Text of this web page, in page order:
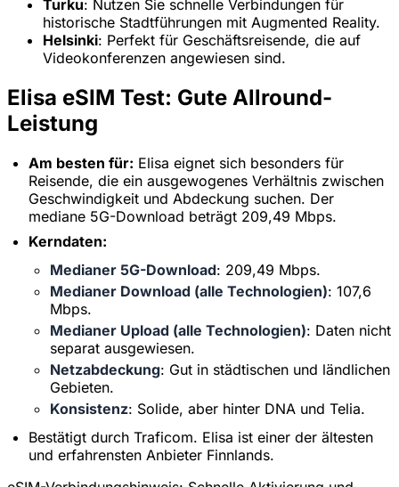
Turku: Nutzen Sie schnelle Verbindungen für
historische Stadtführungen mit Augmented Reality.
Helsinki: Perfekt für Geschäftsreisende, die auf
Videokonferenzen angewiesen sind.
Elisa eSIM Test: Gute Allround-
Leistung
Am besten für: Elisa eignet sich besonders für
Reisende, die ein ausgewogenes Verhältnis zwischen
Geschwindigkeit und Abdeckung suchen. Der
mediane 5G-Download beträgt 209,49 Mbps.
Kerndaten:
Medianer 5G-Download: 209,49 Mbps.
Medianer Download (alle Technologien): 107,6
Mbps.
Medianer Upload (alle Technologien): Daten nicht
separat ausgewiesen.
Netzabdeckung: Gut in städtischen und ländlichen
Gebieten.
Konsistenz: Solide, aber hinter DNA und Telia.
Bestätigt durch Traficom. Elisa ist einer der ältesten
und erfahrensten Anbieter Finnlands.
Zeitlich begrenztes Angebot
Rabattcode